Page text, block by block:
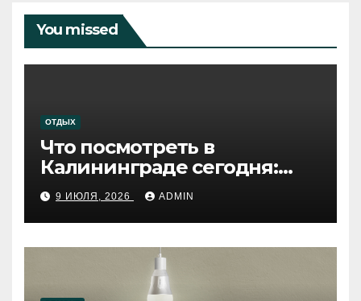
You missed
ОТДЫХ
Что посмотреть в
Калининграде сегодня:
путеводитель по самому
западному городу России
9 ИЮЛЯ, 2026 ADMIN